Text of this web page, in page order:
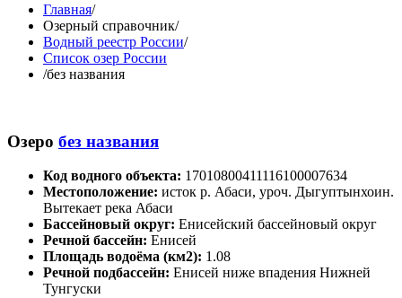
Главная/
Озерный справочник/
Водный реестр России/
Список озер России
/без названия
Озеро без названия
Код водного объекта: 17010800411116100007634
Местоположение: исток р. Абаси, уроч. Дыгуптынхоин.
Вытекает река Абаси
Бассейновый округ: Енисейский бассейновый округ
Речной бассейн: Енисей
Площадь водоёма (км2): 1.08
Речной подбассейн: Енисей ниже впадения Нижней
Тунгуски